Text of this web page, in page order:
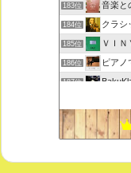
183位 音楽と
184位 クラシ
185位 ＶＩ
186位 ピアノ
187位
189位 ときど